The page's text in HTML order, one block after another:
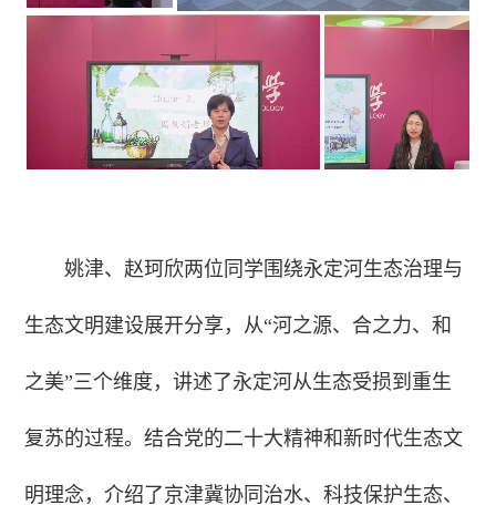
姚津、赵珂欣两位同学围绕永定河生态治理与
生态文明建设展开分享，从“河之源、合之力、和
之美”三个维度，讲述了永定河从生态受损到重生
复苏的过程。结合党的二十大精神和新时代生态文
明理念，介绍了京津冀协同治水、科技保护生态、